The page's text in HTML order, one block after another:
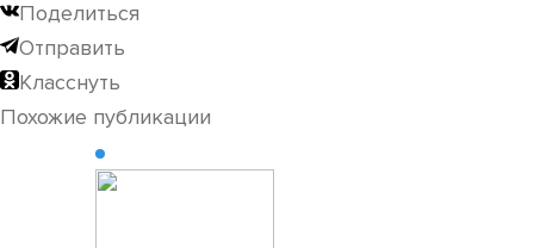
Поделиться
Отправить
Класснуть
Похожие публикации